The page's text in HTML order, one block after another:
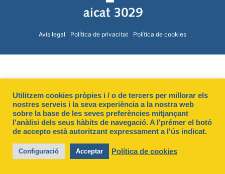
Avís legal Política de privacitat Política de cookies
Utilitzem cookies pròpies i / o de tercers per millorar els
nostres serveis i la seva experiència a la nostra web
sobre la base de les seves preferències mitjançant
l'anàlisi dels seus hàbits de navegació. A l'prémer el botó
de accepto està autoritzant expressament a l'ús indicat.
Configuració Acceptar Política de cookies